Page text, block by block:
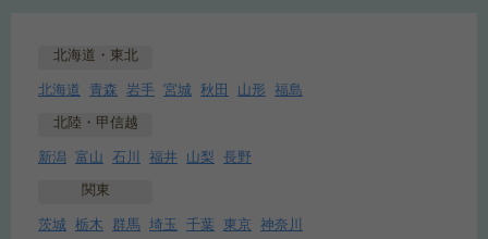
北海道・東北
北海道 青森 岩手 宮城 秋田 山形 福島
北陸・甲信越
新潟 富山 石川 福井 山梨 長野
関東
茨城 栃木 群馬 埼玉 千葉 東京 神奈川